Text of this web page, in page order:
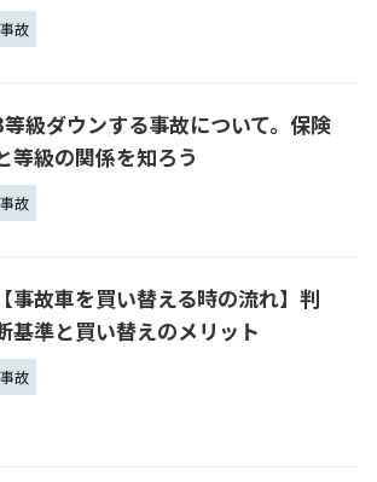
事故
級ダウンする事故について。保険
等級の関係を知ろう
事故
【事故車を買い替える時の流れ】判
基準と買い替えのメリット
事故